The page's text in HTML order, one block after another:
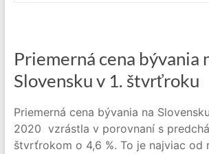
Priemerná cena bývania
Slovensku v 1. štvrťroku
Priemerná cena bývania na
2020 vzrástla v porovnaní s
štvrťrokom o 4,6 %. To je najviac od